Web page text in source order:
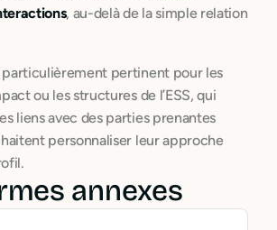
, au-delà de la simple relation
pertinent pour les
ou les structures de l’ESS, qui
liens avec des parties prenantes
personnaliser leur approche
annexes